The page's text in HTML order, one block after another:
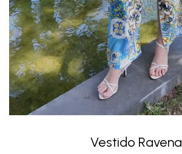
Vestido Ravena